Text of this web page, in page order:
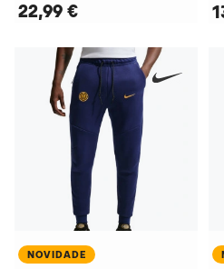
22,99 €
NOVIDADE